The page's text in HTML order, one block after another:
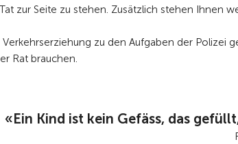
zur Seite zu stehen. Zusätzlich stehen Ihnen
zu den Aufgaben der
Rat brauchen.
«Ein Kind ist kein Gefäss, das